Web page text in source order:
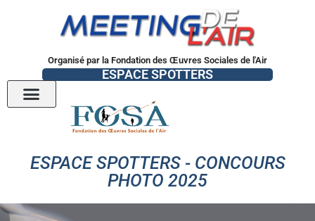
Organisé par la Fondation des Œuvres Sociales de l'Air
ESPACE SPOTTERS
ESPACE SPOTTERS - CONCOURS
PHOTO 2025